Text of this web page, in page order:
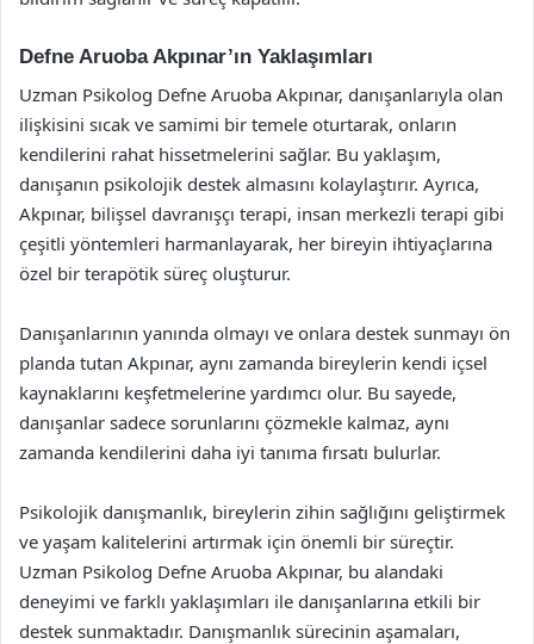
Defne Aruoba Akpınar’ın Yaklaşımları
Uzman Psikolog Defne Aruoba Akpınar, danışanlarıyla olan
ilişkisini sıcak ve samimi bir temele oturtarak, onların
kendilerini rahat hissetmelerini sağlar. Bu yaklaşım,
danışanın psikolojik destek almasını kolaylaştırır. Ayrıca,
Akpınar, bilişsel davranışçı terapi, insan merkezli terapi gibi
çeşitli yöntemleri harmanlayarak, her bireyin ihtiyaçlarına
özel bir terapötik süreç oluşturur.
Danışanlarının yanında olmayı ve onlara destek sunmayı ön
planda tutan Akpınar, aynı zamanda bireylerin kendi içsel
kaynaklarını keşfetmelerine yardımcı olur. Bu sayede,
danışanlar sadece sorunlarını çözmekle kalmaz, aynı
zamanda kendilerini daha iyi tanıma fırsatı bulurlar.
Psikolojik danışmanlık, bireylerin zihin sağlığını geliştirmek
ve yaşam kalitelerini artırmak için önemli bir süreçtir.
Uzman Psikolog Defne Aruoba Akpınar, bu alandaki
deneyimi ve farklı yaklaşımları ile danışanlarına etkili bir
destek sunmaktadır. Danışmanlık sürecinin aşamaları,